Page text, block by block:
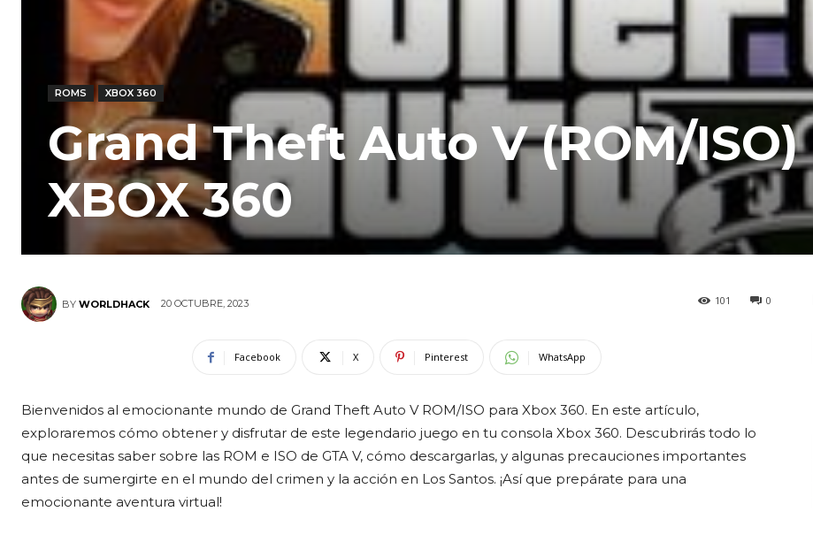
ROMS XBOX 360
Grand Theft Auto V (ROM/ISO)
XBOX 360
BY WORLDHACK 20 OCTUBRE, 2023 0
101
Facebook X Pinterest WhatsApp
Bienvenidos al emocionante mundo de Grand Theft Auto V ROM/ISO para Xbox 360. En este artículo,
exploraremos cómo obtener y disfrutar de este legendario juego en tu consola Xbox 360. Descubrirás todo lo
que necesitas saber sobre las ROM e ISO de GTA V, cómo descargarlas, y algunas precauciones importantes
antes de sumergirte en el mundo del crimen y la acción en Los Santos. ¡Así que prepárate para una
emocionante aventura virtual!